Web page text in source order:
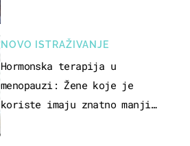
NOVO ISTRAŽIVANJE
Hormonska terapija u
menopauzi: Žene koje je
koriste imaju znatno manji